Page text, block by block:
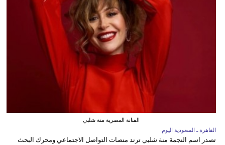
الفنانة المصرية منة شلبي
القاهرة ـ السعودية اليوم
تصدر اسم النجمة منة شلبي ترند منصات التواصل الاجتماعي ومحرك البحث